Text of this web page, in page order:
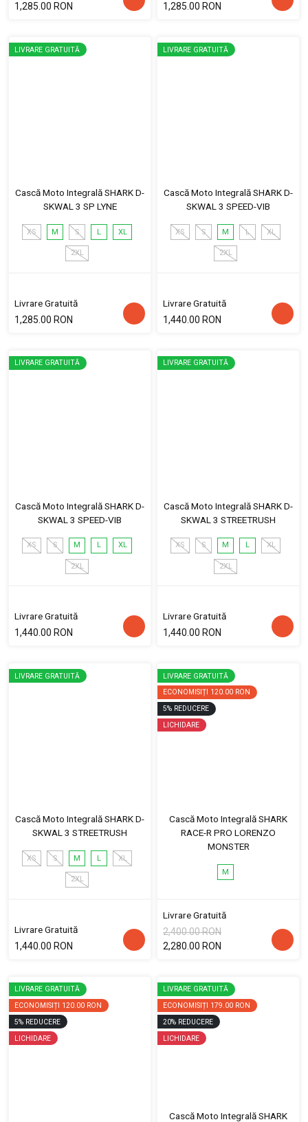
1,285.00 RON 1,285.00 RON
LIVRARE GRATUITĂ
Cască Moto Integrală SHARK D-
SKWAL 3 SP LYNE
XS M S L XL
2XL
Livrare Gratuită
1,285.00 RON
LIVRARE GRATUITĂ
Cască Moto Integrală SHARK D-
SKWAL 3 SPEED-VIB
XS S M L XL
2XL
Livrare Gratuită
1,440.00 RON
LIVRARE GRATUITĂ
Cască Moto Integrală SHARK D-
SKWAL 3 SPEED-VIB
XS S M L XL
2XL
Livrare Gratuită
1,440.00 RON
LIVRARE GRATUITĂ
Cască Moto Integrală SHARK D-
SKWAL 3 STREETRUSH
XS S M L XL
2XL
Livrare Gratuită
1,440.00 RON
LIVRARE GRATUITĂ
Cască Moto Integrală SHARK D-
SKWAL 3 STREETRUSH
XS S M L XL
2XL
Livrare Gratuită
1,440.00 RON
LIVRARE GRATUITĂ
ECONOMISIȚI 120.00 RON
5% REDUCERE
LICHIDARE
Cască Moto Integrală SHARK
RACE-R PRO LORENZO
MONSTER
M
Livrare Gratuită
2,400.00 RON
2,280.00 RON
LIVRARE GRATUITĂ
ECONOMISIȚI 120.00 RON
5% REDUCERE
LICHIDARE
LIVRARE GRATUITĂ
ECONOMISIȚI 179.00 RON
20% REDUCERE
LICHIDARE
Cască Moto Integrală SHARK